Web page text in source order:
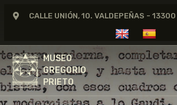
CALLE UNIÓN, 10. VALDEPEÑAS - 13300
MUSEO
GREGORIO
PRIETO
MUSEO
GREGORIO
PRIETO
GREGORIO PRIETO